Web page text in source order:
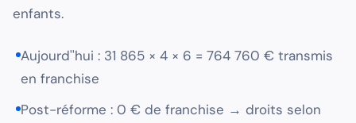
enfants.
Aujourd''hui : 31 865 × 4 × 6 = 764 760 € transmis
en franchise
Post-réforme : 0 € de franchise → droits selon